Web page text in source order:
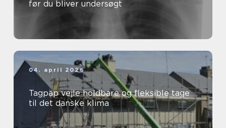
før du bliver undersøgt
04. april 2026
Tagpap vejle holdbare og fleksible tage
til det danske klima